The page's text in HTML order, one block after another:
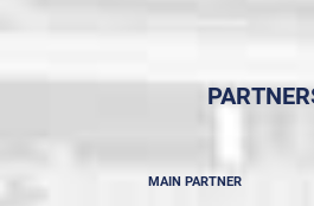
MAIN PARTNER